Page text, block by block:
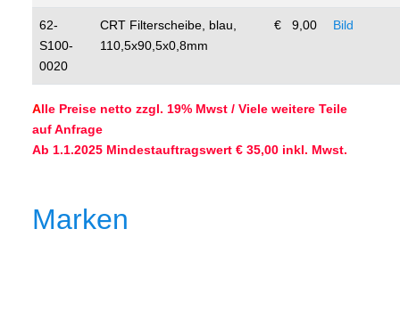
62-
S100-
0020
CRT Filterscheibe, blau,
110,5x90,5x0,8mm
€ 9,00 Bild
Alle Preise netto zzgl. 19% Mwst / Viele weitere Teile
auf Anfrage
Ab 1.1.2025 Mindestauftragswert € 35,00 inkl. Mwst.
Marken